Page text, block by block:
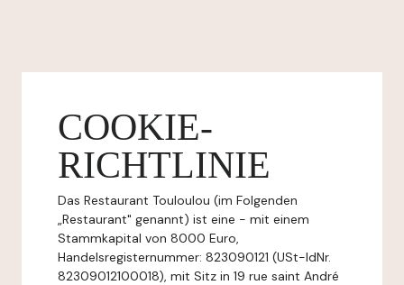
COOKIE-
RICHTLINIE
Das Restaurant Touloulou (im Folgenden
„Restaurant" genannt) ist eine - mit einem
Stammkapital von 8000 Euro,
Handelsregisternummer: 823090121 (USt-IdNr.
82309012100018), mit Sitz in 19 rue saint André